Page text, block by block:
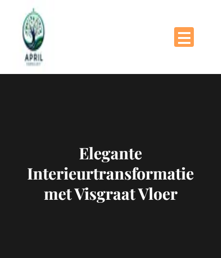
Elegante
Interieurtransformatie
met Visgraat Vloer